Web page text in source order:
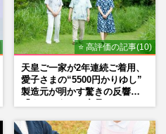
⭐ 高評価の記事(10)
天皇ご一家が2年連続ご着用、
愛子さまの“5500円かりゆし”
製造元が明かす驚きの反響